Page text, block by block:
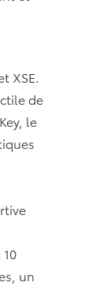
XSE.
de
le
un